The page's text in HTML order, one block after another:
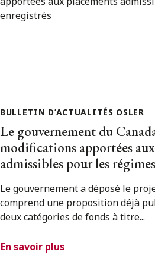
BULLETIN D’ACTUALITÉS OSLER
Le gouvernement du
modifications apportées
admissibles pour les
Le gouvernement a déposé le
comprend une proposition déjà
deux catégories de fonds à titre...
En savoir plus